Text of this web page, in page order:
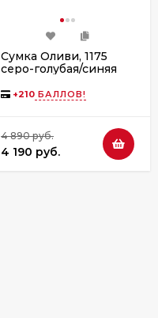
Сумка Оливи, 1175
серо-голубая/синяя
+210 БАЛЛОВ!
4 890 руб.
4 190 руб.